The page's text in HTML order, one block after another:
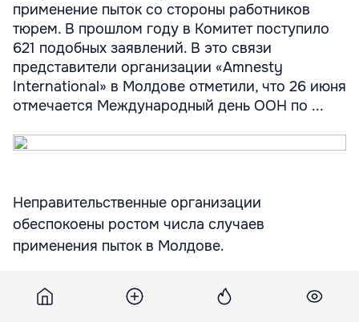
применение пыток со стороны работников
тюрем. В прошлом году в Комитет поступило
621 подобных заявлений. В это связи
представители организации «Amnesty
International» в Молдове отметили, что 26 июня
отмечается Международный день ООН по ...
Неправительственные организации
обеспокоены ростом числа случаев
применения пыток в Молдове.
По данным Хельсинского комитета в Молдове,
с начала этого года организация